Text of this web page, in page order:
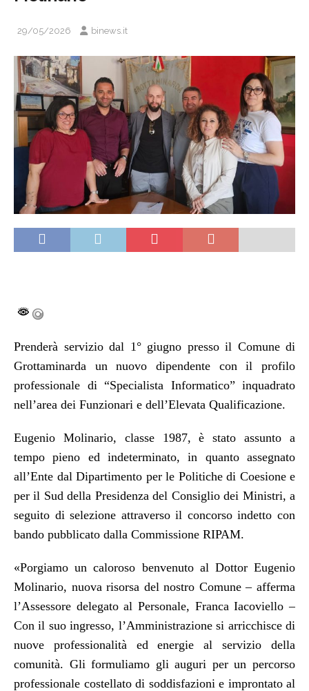
29/05/2026 binews.it
Prenderà servizio dal 1° giugno presso il Comune di
Grottaminarda un nuovo dipendente con il profilo
professionale di “Specialista Informatico” inquadrato
nell’area dei Funzionari e dell’Elevata Qualificazione.
Eugenio Molinario, classe 1987, è stato assunto a
tempo pieno ed indeterminato, in quanto assegnato
all’Ente dal Dipartimento per le Politiche di Coesione e
per il Sud della Presidenza del Consiglio dei Ministri, a
seguito di selezione attraverso il concorso indetto con
bando pubblicato dalla Commissione RIPAM.
«Porgiamo un caloroso benvenuto al Dottor Eugenio
Molinario, nuova risorsa del nostro Comune – afferma
l’Assessore delegato al Personale, Franca Iacoviello –
Con il suo ingresso, l’Amministrazione si arricchisce di
nuove professionalità ed energie al servizio della
comunità. Gli formuliamo gli auguri per un percorso
professionale costellato di soddisfazioni e improntato al